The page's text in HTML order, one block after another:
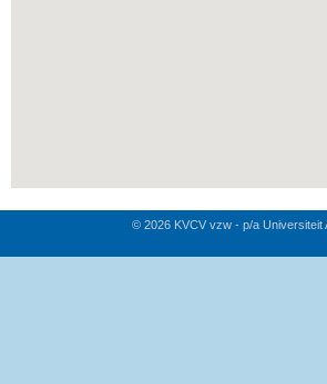
© 2026 KVCV vzw - p/a